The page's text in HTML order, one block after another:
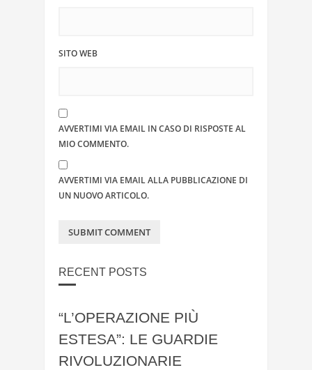
SITO WEB
AVVERTIMI VIA EMAIL IN CASO DI RISPOSTE AL
MIO COMMENTO.
AVVERTIMI VIA EMAIL ALLA PUBBLICAZIONE DI
UN NUOVO ARTICOLO.
RECENT POSTS
“L’OPERAZIONE PIÙ
ESTESA”: LE GUARDIE
RIVOLUZIONARIE